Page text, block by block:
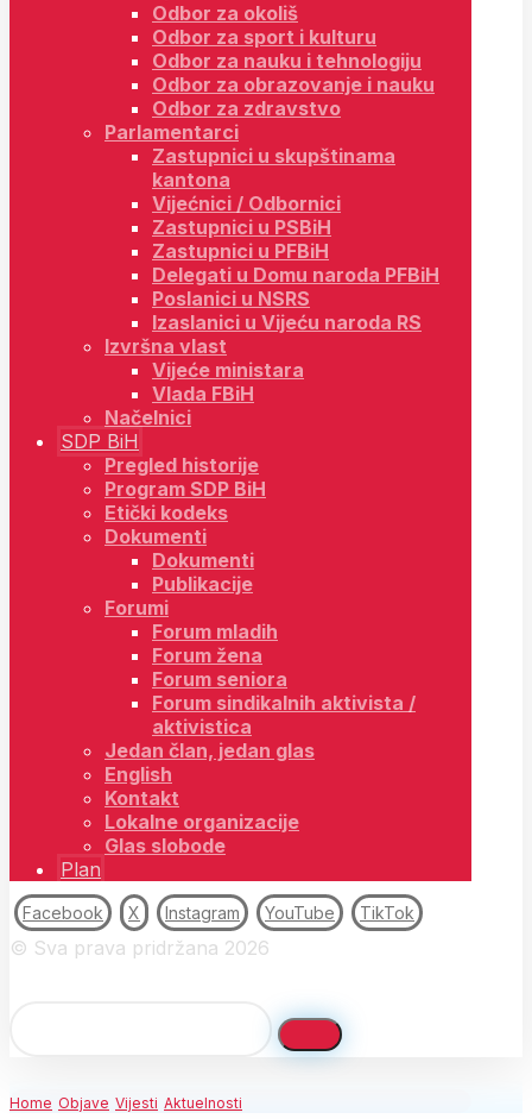
Odbor za okoliš
Odbor za sport i kulturu
Odbor za nauku i tehnologiju
Odbor za obrazovanje i nauku
Odbor za zdravstvo
Parlamentarci
Zastupnici u skupštinama
kantona
Vijećnici / Odbornici
Zastupnici u PSBiH
Zastupnici u PFBiH
Delegati u Domu naroda PFBiH
Poslanici u NSRS
Izaslanici u Vijeću naroda RS
Izvršna vlast
Vijeće ministara
Vlada FBiH
Načelnici
SDP BiH
Pregled historije
Program SDP BiH
Etički kodeks
Dokumenti
Dokumenti
Publikacije
Forumi
Forum mladih
Forum žena
Forum seniora
Forum sindikalnih aktivista /
aktivistica
Jedan član, jedan glas
English
Kontakt
Lokalne organizacije
Glas slobode
Plan
Facebook X Instagram YouTube TikTok
© Sva prava pridržana 2026
Home Objave Vijesti Aktuelnosti